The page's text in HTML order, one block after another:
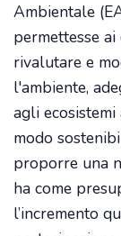
Ambientale
permettesse
rivalutare e
l'ambiente,
agli
modo
proporre una
ha come
l’incremento